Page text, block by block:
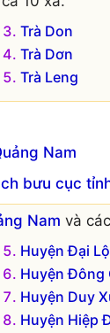
Trà Don
Trà Dơn
Trà Leng
Nam
bưu cục
Nam và
Huyện Đại
Huyện Đông
Huyện Duy
Huyện Hiệp